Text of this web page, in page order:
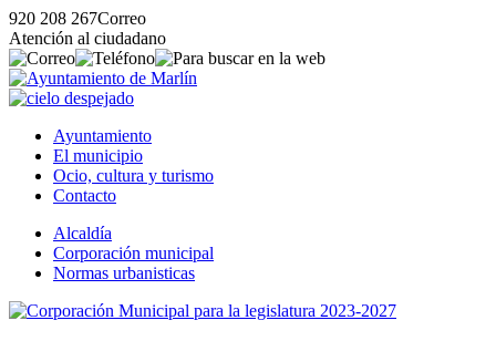
920 208 267Correo
Atención al ciudadano
Ayuntamiento
El municipio
Ocio, cultura y turismo
Contacto
Alcaldía
Corporación municipal
Normas urbanisticas